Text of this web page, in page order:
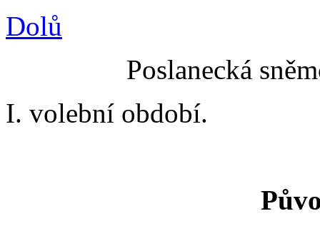
Dolů
Poslanecká
I. volební období.